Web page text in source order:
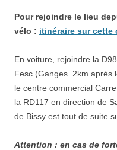
Pour rejoindre le lieu
vélo : itinéraire sur cette
En voiture, rejoindre la
Fesc (Ganges. 2km après
le centre commercial
la RD117 en direction de
de Bissy est tout de suite
Attention : en cas de